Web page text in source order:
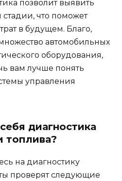
позволит выявить
что поможет
в будущем. Благо,
автомобильных
оборудования,
вам лучше понять
управления
диагностика
топлива?
на диагностику
проверят следующие